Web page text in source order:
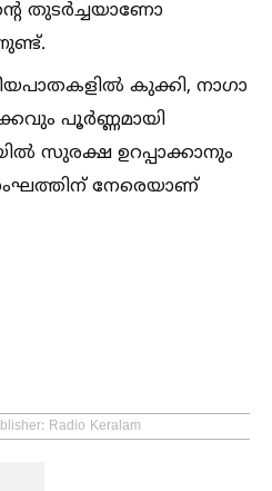
തുടർച്ചയാണോ
കുക്കി, നാഗാ
പൂർണ്ണമായി
സുരക്ഷ ഉറപ്പാക്കാനും
നേരെയാണ്
Radio Keralam